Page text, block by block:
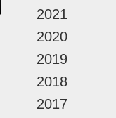
2021
2020
2019
2018
2017